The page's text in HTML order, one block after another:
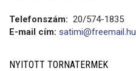
Telefonszám: 20/574-1835
E-mail cím: satimi@freemail.hu
NYITOTT TORNATERMEK